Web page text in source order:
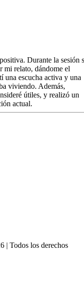
Durante la sesión
mi relato, dándome el
una escucha activa y una
viviendo. Además,
útiles, y realizó un
actual.
|Todos los derechos